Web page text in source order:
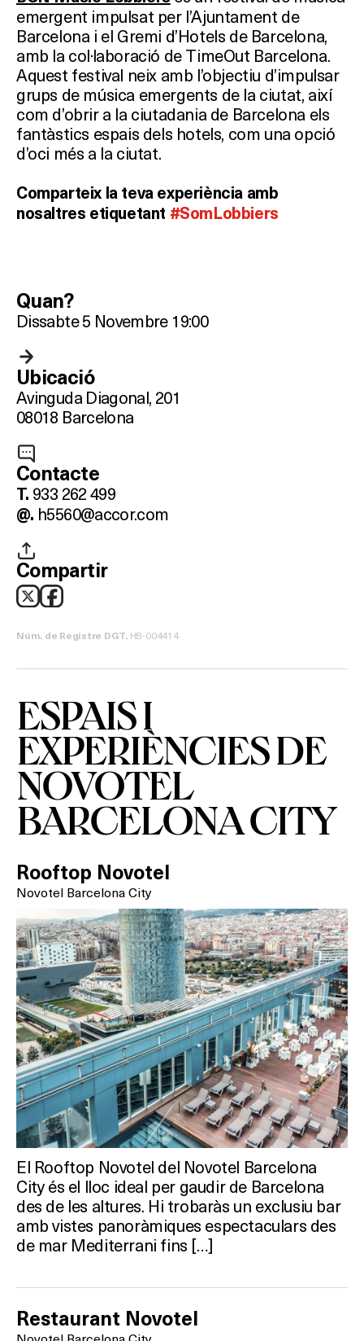
Què vols fer?
HOTELS
TERRASSES
BARS
SPAS
RESTAURANTS
On?
emergent impulsat per l’Ajuntament de
Barcelona i el Gremi d’Hotels de Barcelona,
amb la col·laboració de TimeOut Barcelona.
Aquest festival neix amb l’objectiu d’impulsar
grups de música emergents de la ciutat, així
com d’obrir a la ciutadania de Barcelona els
fantàstics espais dels hotels, com una opció
d’oci més a la ciutat.
Comparteix la teva experiència amb
nosaltres etiquetant #SomLobbiers
Quan?
Dissabte 5 Novembre 19:00
Ubicació
Avinguda Diagonal, 201
08018 Barcelona
Contacte
T. 933 262 499
@. h5560@accor.com
Compartir
Núm. de Registre DGT.HB-004414
ESPAIS I
EXPERIÈNCIES DE
NOVOTEL
BARCELONA CITY
Rooftop Novotel
Novotel Barcelona City
El Rooftop Novotel del Novotel Barcelona
City és el lloc ideal per gaudir de Barcelona
des de les altures. Hi trobaràs un exclusiu bar
amb vistes panoràmiques espectaculars des
de mar Mediterrani fins […]
Restaurant Novotel